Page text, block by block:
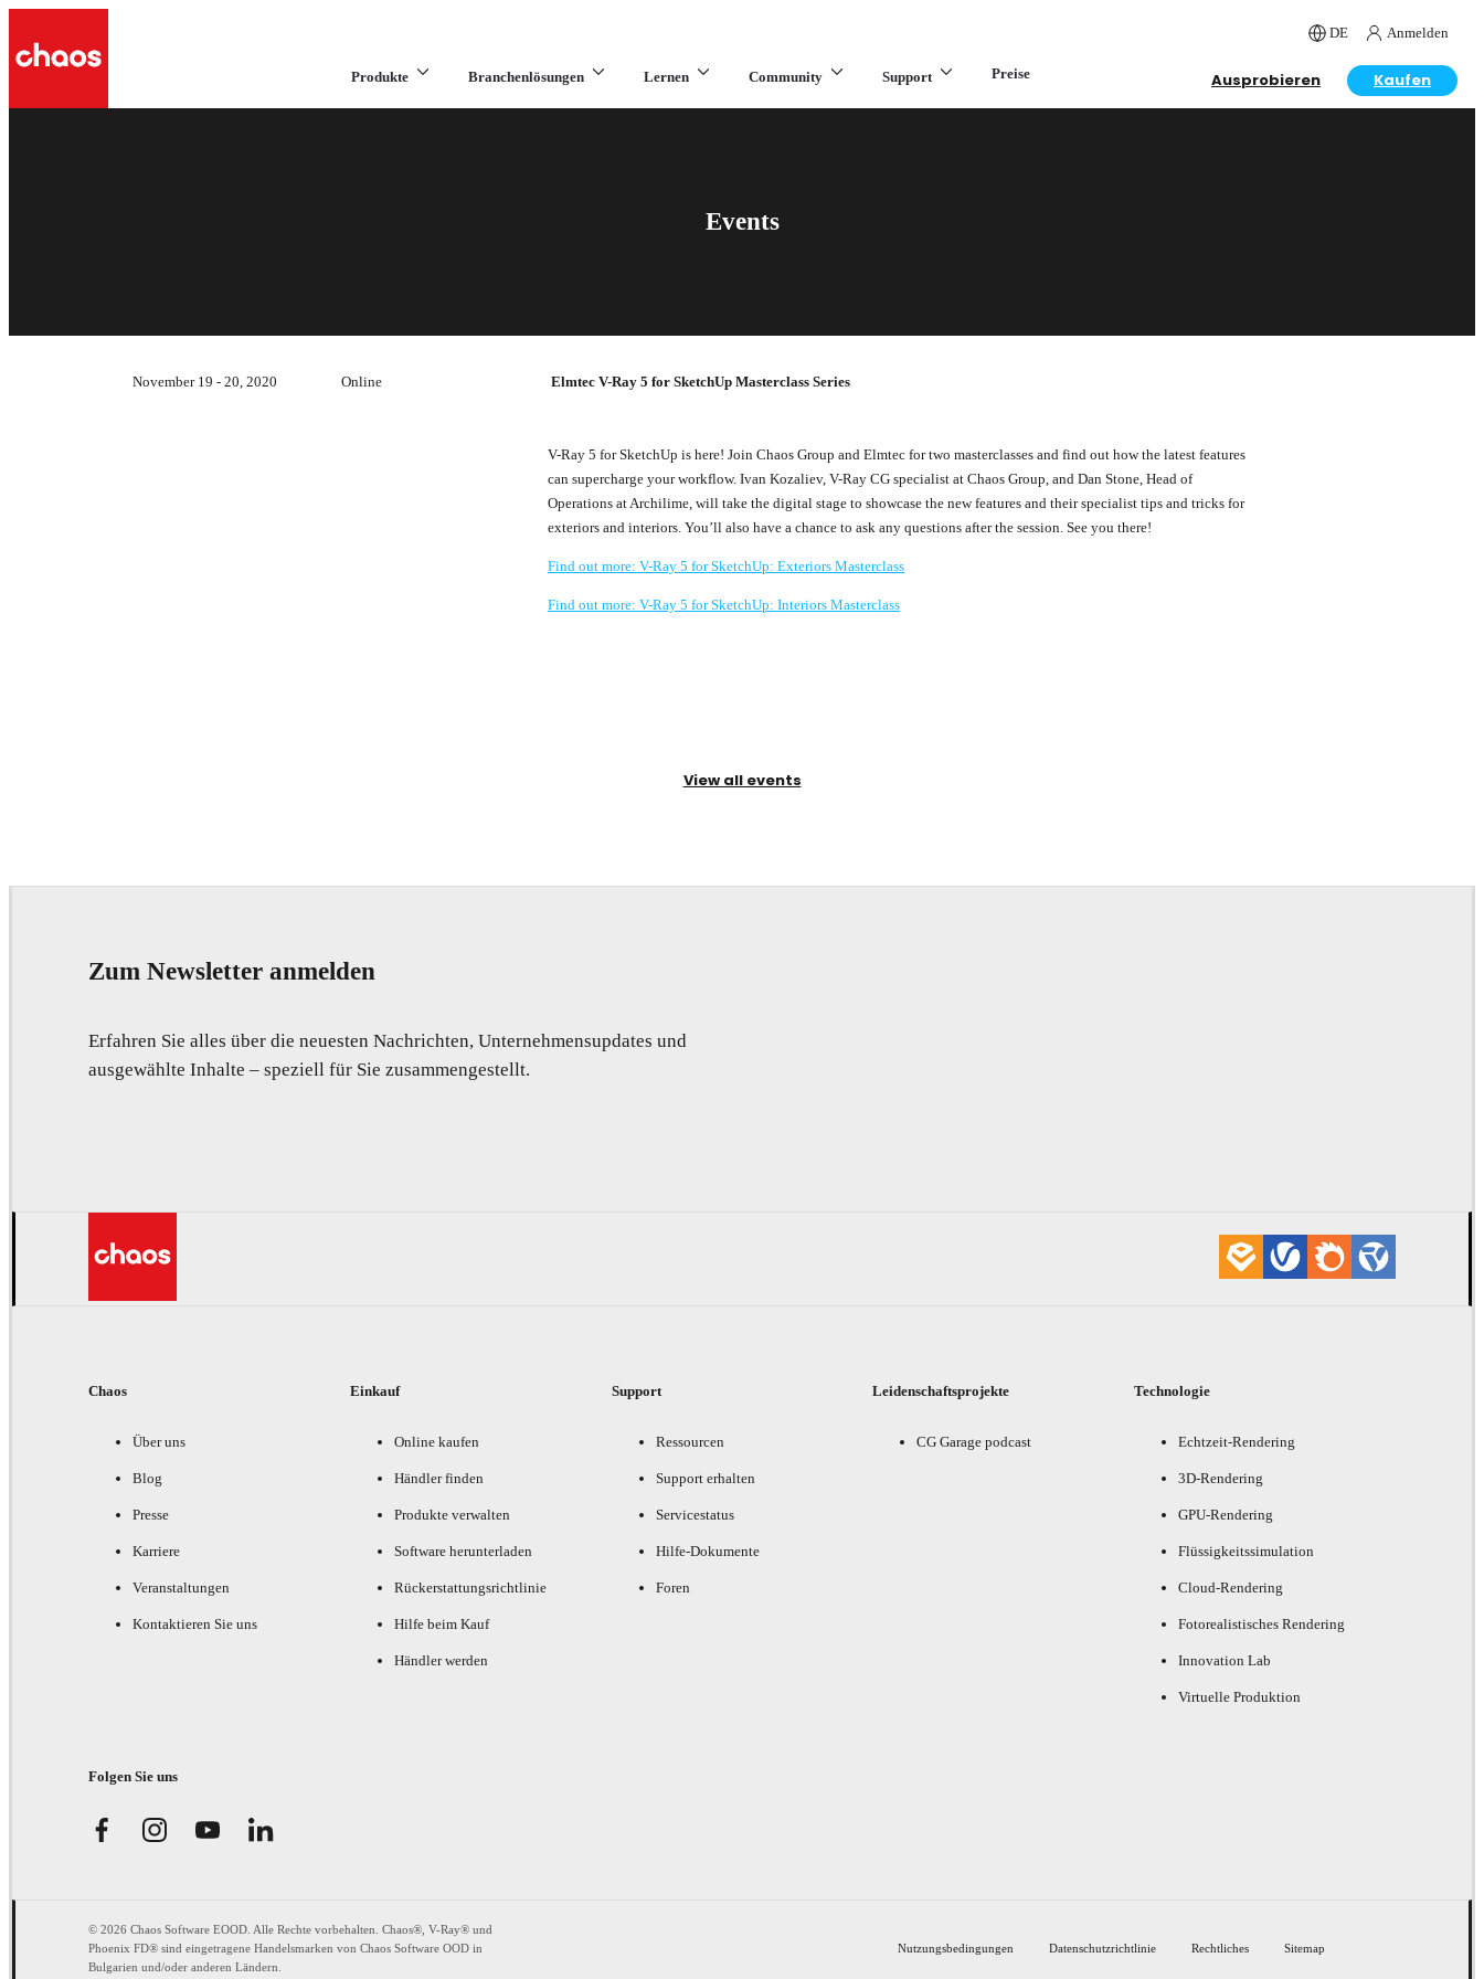
DE Anmelden
Produkte Branchenlösungen Lernen Community Support Preise Ausprobieren Kaufen
Events
November 19 - 20, 2020 Online Elmtec V-Ray 5 for SketchUp Masterclass Series
V-Ray 5 for SketchUp is here! Join Chaos Group and Elmtec for two masterclasses and find out how the latest features
can supercharge your workflow. Ivan Kozaliev, V-Ray CG specialist at Chaos Group, and Dan Stone, Head of
Operations at Archilime, will take the digital stage to showcase the new features and their specialist tips and tricks for
exteriors and interiors. You’ll also have a chance to ask any questions after the session. See you there!
Find out more: V-Ray 5 for SketchUp: Exteriors Masterclass
Find out more: V-Ray 5 for SketchUp: Interiors Masterclass
View all events
Zum Newsletter anmelden
Erfahren Sie alles über die neuesten Nachrichten, Unternehmensupdates und
ausgewählte Inhalte – speziell für Sie zusammengestellt.
Chaos
Über uns
Blog
Presse
Karriere
Veranstaltungen
Kontaktieren Sie uns
Einkauf
Online kaufen
Händler finden
Produkte verwalten
Software herunterladen
Rückerstattungsrichtlinie
Hilfe beim Kauf
Händler werden
Support
Ressourcen
Support erhalten
Servicestatus
Hilfe-Dokumente
Foren
Leidenschaftsprojekte
CG Garage podcast
Technologie
Echtzeit-Rendering
3D-Rendering
GPU-Rendering
Flüssigkeitssimulation
Cloud-Rendering
Fotorealistisches Rendering
Innovation Lab
Virtuelle Produktion
Folgen Sie uns
© 2026 Chaos Software EOOD. Alle Rechte vorbehalten. Chaos®, V-Ray® und
Phoenix FD® sind eingetragene Handelsmarken von Chaos Software OOD in
Bulgarien und/oder anderen Ländern.
Nutzungsbedingungen Datenschutzrichtlinie Rechtliches Sitemap